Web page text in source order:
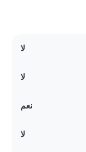
لا
لا
نعم
لا